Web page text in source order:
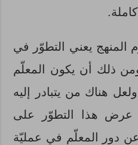
المنهج يعني التطوّر في
ذلك أن يكون المعلّم
هناك من يتبادر إليه
عرض هذا التطوّر على
دور المعلّم في عمليّة